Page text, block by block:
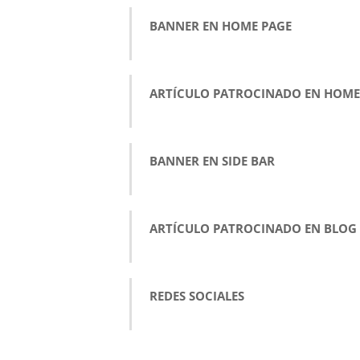
BANNER EN HOME PAGE
ARTÍCULO PATROCINADO EN
BANNER EN SIDE BAR
ARTÍCULO PATROCINADO EN BLOG
REDES SOCIALES